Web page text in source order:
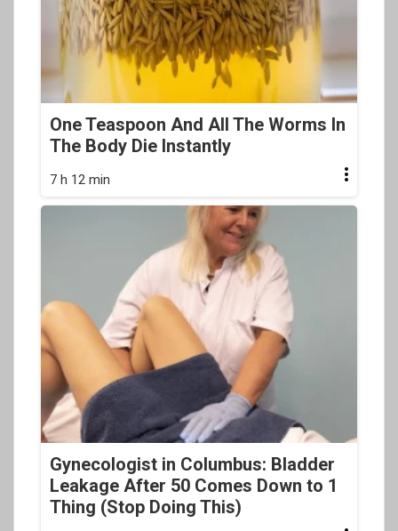
One Teaspoon And All The Worms In
The Body Die Instantly
7 h 12 min
Gynecologist in Columbus: Bladder
Leakage After 50 Comes Down to 1
Thing (Stop Doing This)